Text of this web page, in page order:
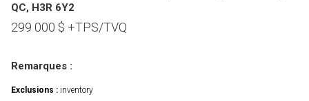
QC, H3R 6Y2
299 000 $ +TPS/TVQ
Remarques :
Exclusions : inventory